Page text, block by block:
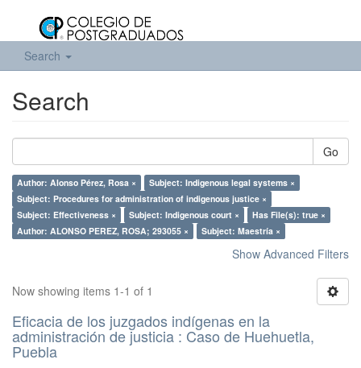
Search
Search
Go
Author: Alonso Pérez, Rosa ×
Subject: Indigenous legal systems ×
Subject: Procedures for administration of indigenous justice ×
Subject: Effectiveness ×
Subject: Indigenous court ×
Has File(s): true ×
Author: ALONSO PEREZ, ROSA; 293055 ×
Subject: Maestría ×
Show Advanced Filters
Now showing items 1-1 of 1
Eficacia de los juzgados indígenas en la
administración de justicia : Caso de Huehuetla,
Puebla